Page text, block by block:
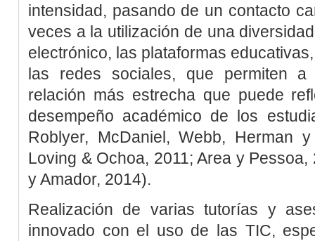
intensidad, pasando de un contacto
veces a la utilización de una
electrónico, las plataformas
las redes sociales, que permiten
relación más estrecha que puede
desempeño académico de los
Roblyer, McDaniel, Webb, Herman
Loving & Ochoa, 2011; Area y Pessoa,
y Amador, 2014).
Realización de varias tutorías y
innovado con el uso de las TIC,